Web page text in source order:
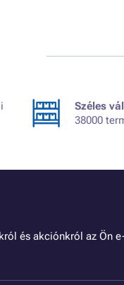
Széles
38000
és akciónkról az Ön